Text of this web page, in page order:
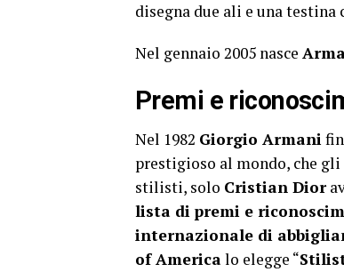
disegna due ali e una
Nel gennaio 2005 nasce
Premi e
Nel 1982 Giorgio Armani
prestigioso al mondo, che
stilisti, solo Cristian Dior
lista di premi e
internazionale di
of Americalo elegge “